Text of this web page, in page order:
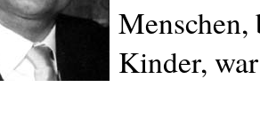
Menschen,
Kinder,